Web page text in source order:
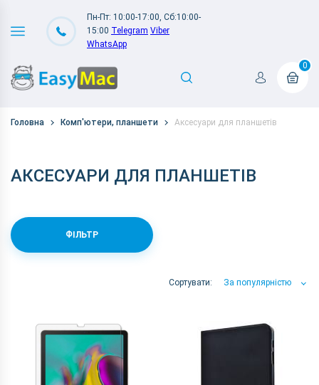
Пн-Пт: 10:00-17:00, Сб:10:00-
15:00 Telegram Viber
WhatsApp
0
Головна Комп'ютери, планшети Аксесуари для планшетів
АКСЕСУАРИ ДЛЯ ПЛАНШЕТІВ
ФІЛЬТР
Сортувати: За популярністю
За популярністю